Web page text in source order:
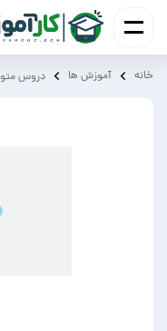
خانه آموزش ‌ها دروس